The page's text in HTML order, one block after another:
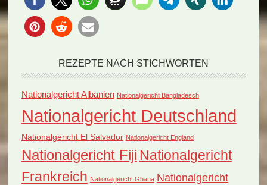
REZEPTE NACH STICHWORTEN
Nationalgericht Albanien Nationalgericht Bangladesch
Nationalgericht Deutschland
Nationalgericht El Salvador Nationalgericht England
Nationalgericht Fiji Nationalgericht
Frankreich Nationalgericht Ghana Nationalgericht